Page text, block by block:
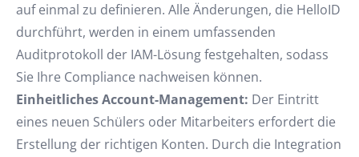
auf einmal zu definieren. Alle Änderungen, die HelloID
durchführt, werden in einem umfassenden
Auditprotokoll der IAM-Lösung festgehalten, sodass
Sie Ihre Compliance nachweisen können.
Einheitliches Account-Management: Der Eintritt
eines neuen Schülers oder Mitarbeiters erfordert die
Erstellung der richtigen Konten. Durch die Integration